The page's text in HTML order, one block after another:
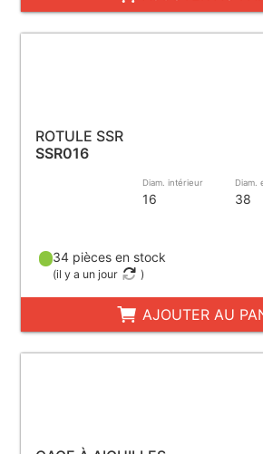
ROTULE SSR
SSR016
Diam. intérieur
16
Diam.
38
34 pièces en stock
(il y a un jour )
AJOUTER AU